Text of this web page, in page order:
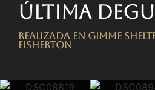
Última
Realizada en Gimme
FISHERTON